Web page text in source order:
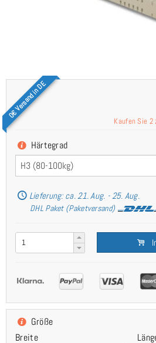
0€ Versand in DE
Kaufen Sie 2
Härtegrad
Lieferung: ca. 21. Aug. - 25. Aug.
DHL Paket (Paketversand)
Größe
Breite